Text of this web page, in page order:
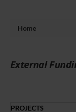
Home
External
PROJECTS